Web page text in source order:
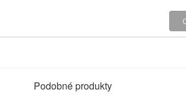
Podobné produkty